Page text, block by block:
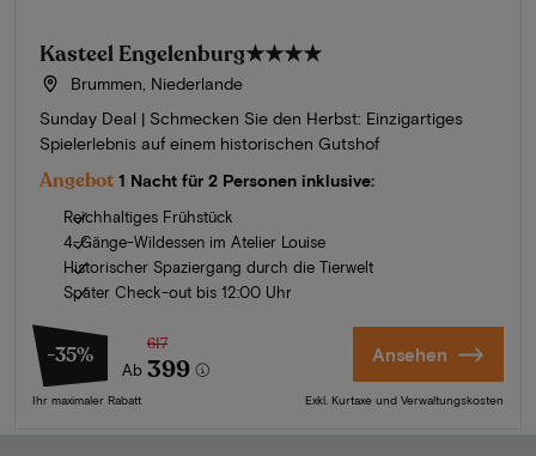
Kasteel Engelenburg★★★★
Brummen, Niederlande
Sunday Deal | Schmecken Sie den Herbst: Einzigartiges
Spielerlebnis auf einem historischen Gutshof
Angebot 1 Nacht für 2 Personen inklusive:
Reichhaltiges Frühstück
4-Gänge-Wildessen im Atelier Louise
Historischer Spaziergang durch die Tierwelt
Später Check-out bis 12:00 Uhr
-35%
Ab
617
399
Ihr maximaler Rabatt
Ansehen
Exkl. Kurtaxe und Verwaltungskosten